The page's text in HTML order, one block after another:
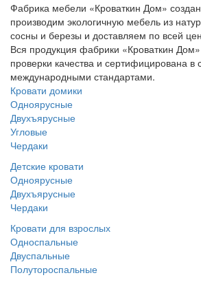
Фабрика мебели «Кроваткин Дом»
производим экологичную мебель из
сосны и березы и доставляем по всей
Вся продукция фабрики «Кроваткин
проверки качества и сертифицирована в
международными стандартами.
Кровати домики
Одноярусные
Двухъярусные
Угловые
Чердаки
Детские кровати
Одноярусные
Двухъярусные
Чердаки
Кровати для взрослых
Односпальные
Двуспальные
Полутороспальные